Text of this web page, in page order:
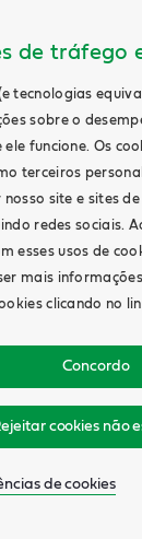
de tráfego
tecnologias
sobre o
funcione. Os
terceiros
site e sites
redes sociais.
esses usos de
mais
clicando no
Concordo
cookies não
de cookies